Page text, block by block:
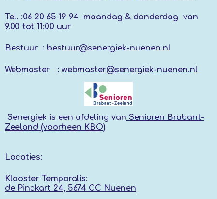
Tel. :06 20 65 19 94 maandag & donderdag van
9.00 tot 11:00 uur
Bestuur : bestuur@senergiek-nuenen.nl
Webmaster : webmaster@senergiek-nuenen.nl
Senergiek is een afdeling van Senioren Brabant-
Zeeland (voorheen KBO)
Locaties:
Klooster Temporalis:
de Pinckart 24, 5674 CC Nuenen